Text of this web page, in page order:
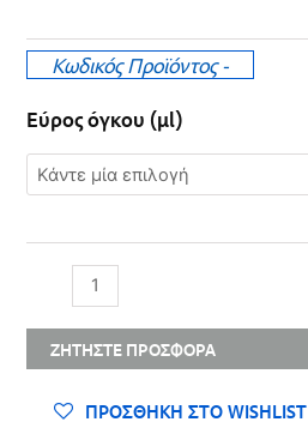
Κωδικός Προϊόντος-
Εύρος όγκου (µl)
Μηχανική
Πιπέτα
Μεταβλητού
Όγκου
Kαναλιών
ΖΗΤΉΣΤΕ ΠΡΟΣΦΟΡΆ
ΠΡΟΣΘΉΚΗ ΣΤΟ WISHLIST